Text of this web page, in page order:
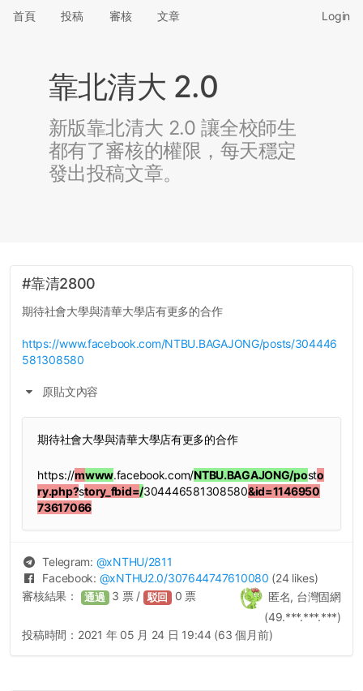
首頁 投稿 審核 文章 Login
靠北清大 2.0
新版靠北清大 2.0 讓全校師生
都有了審核的權限，每天穩定
發出投稿文章。
#靠清2800
期待社會大學與清華大學店有更多的合作
https://www.facebook.com/NTBU.BAGAJONG/posts/304446
581308580
原貼文內容
期待社會大學與清華大學店有更多的合作
https://mwww.facebook.com/NTBU.BAGAJONG/posto
ry.php?story_fbid=/304446581308580&id=1146950
73617066
Telegram: @xNTHU/2811
Facebook: @xNTHU2.0/307644747610080 (24 likes)
匿名, 台灣固網
(49.***.***.***)
審核結果： 通過 3 票 / 駁回 0 票
投稿時間： 2021 年 05 月 24 日 19:44 (63 個月前)